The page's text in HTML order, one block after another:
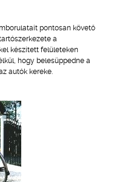
pontosan követő
a
készített felületeken
hogy belesüppedne a
autók kereke.